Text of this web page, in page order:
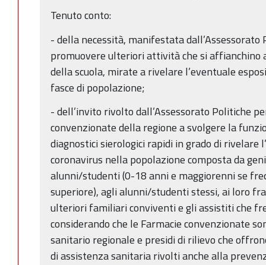
Tenuto conto:
- della necessità, manifestata
promuovere ulteriori attività che si affianchino
della scuola, mirate a rivelare l’eventuale
fasce di popolazione;
- dell’invito rivolto dall’Assessorato Politiche
convenzionate della regione a svolgere la
diagnostici sierologici rapidi in grado di rivelare
coronavirus nella popolazione composta da
alunni/studenti (0-18 anni e maggiorenni se
superiore), agli alunni/studenti stessi, ai loro
ulteriori familiari conviventi e gli assistiti che
considerando che le Farmacie convenzionate
sanitario regionale e presidi di rilievo che
di assistenza sanitaria rivolti anche alla